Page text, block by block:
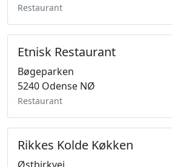
Restaurant
Etnisk Restaurant
Bøgeparken
5240 Odense NØ
Restaurant
Rikkes Kolde Køkken